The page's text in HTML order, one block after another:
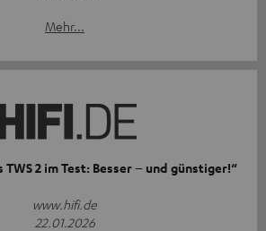
Mehr...
2 im Test: Besser – und günstiger!“
www.hifi.de
22.01.2026